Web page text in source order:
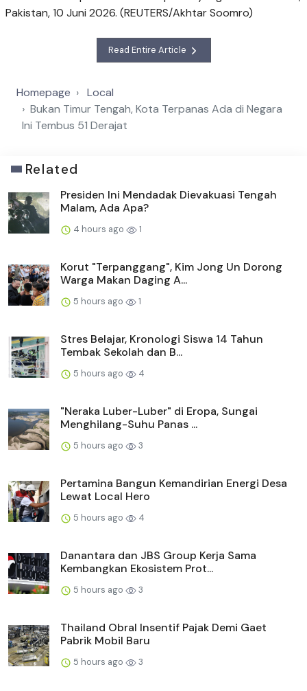
Pakistan, 10 Juni 2026. (REUTERS/Akhtar Soomro)
Read Entire Article
Homepage
Local
Bukan Timur Tengah, Kota Terpanas Ada di Negara
Ini Tembus 51 Derajat
Related
Presiden Ini Mendadak Dievakuasi Tengah
Malam, Ada Apa?
4 hours ago 1
Korut "Terpanggang", Kim Jong Un Dorong
Warga Makan Daging A...
5 hours ago 1
Stres Belajar, Kronologi Siswa 14 Tahun
Tembak Sekolah dan B...
5 hours ago 4
"Neraka Luber-Luber" di Eropa, Sungai
Menghilang-Suhu Panas ...
5 hours ago 3
Pertamina Bangun Kemandirian Energi Desa
Lewat Local Hero
5 hours ago 4
Danantara dan JBS Group Kerja Sama
Kembangkan Ekosistem Prot...
5 hours ago 3
Thailand Obral Insentif Pajak Demi Gaet
Pabrik Mobil Baru
5 hours ago 3